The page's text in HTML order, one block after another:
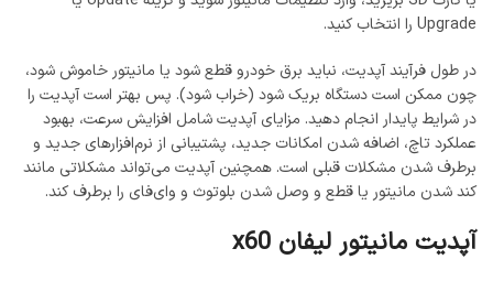
Upgrade را انتخاب کنید.
در طول فرآیند آپدیت، نباید برق خودرو قطع شود یا مانیتور خاموش شود،
چون ممکن است دستگاه بریک شود (خراب شود). پس بهتر است آپدیت را
در شرایط پایدار انجام دهید. مزایای آپدیت شامل افزایش سرعت، بهبود
عملکرد تاچ، اضافه شدن امکانات جدید، پشتیبانی از نرم‌افزارهای جدید و
برطرف شدن مشکلات قبلی است. همچنین آپدیت می‌تواند مشکلاتی مانند
کند شدن مانیتور یا قطع و وصل شدن بلوتوث و وای‌فای را برطرف کند.
آپدیت مانیتور لیفان x60